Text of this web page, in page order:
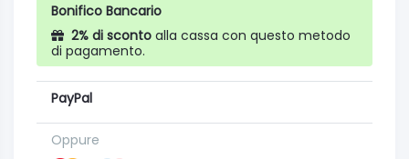
Bonifico Bancario
2% di sconto alla cassa con questo metodo
di pagamento.
PayPal
Oppure